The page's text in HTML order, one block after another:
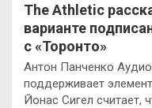
The Athletic
варианте
с «Торонто»
Антон Панченко
поддерживает
Йонас Сигел считает,